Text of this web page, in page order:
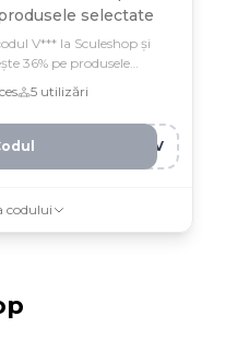
selectate
V*** la Sculeshop și
36% pe produsele
calitate
5 utilizări
OPV
codului